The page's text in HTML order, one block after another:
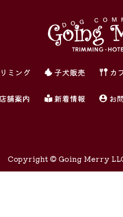
ミング 子犬販売 カ
店舗案内 新着情報 お
Copyright © Going Merry